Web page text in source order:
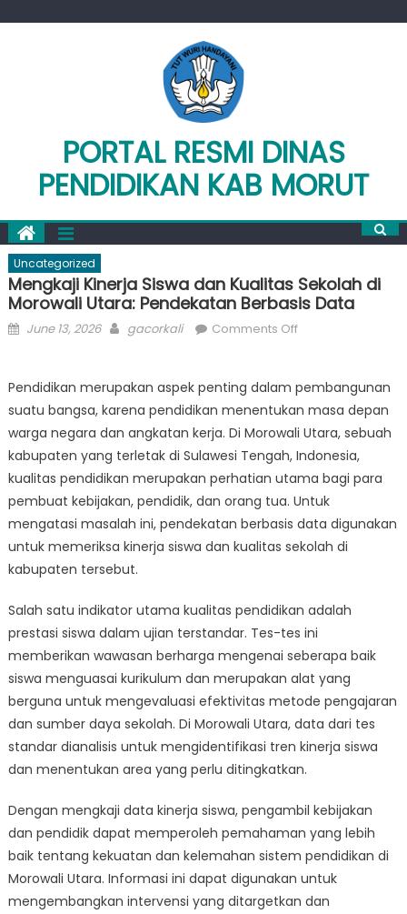
PORTAL RESMI DINAS
PENDIDIKAN KAB MORUT
Uncategorized
Mengkaji Kinerja Siswa dan Kualitas Sekolah di
Morowali Utara: Pendekatan Berbasis Data
Posted
June 13, 2026 Author
gacorkali Comments Offon
Siswa
dan
Kualitas
Sekolah
di
Morowali
Utara:
Pendekatan
Berbasis
Pendidikan merupakan aspek penting dalam pembangunan
suatu bangsa, karena pendidikan menentukan masa depan
warga negara dan angkatan kerja. Di Morowali Utara, sebuah
kabupaten yang terletak di Sulawesi Tengah, Indonesia,
kualitas pendidikan merupakan perhatian utama bagi para
pembuat kebijakan, pendidik, dan orang tua. Untuk
mengatasi masalah ini, pendekatan berbasis data digunakan
untuk memeriksa kinerja siswa dan kualitas sekolah di
kabupaten tersebut.
Salah satu indikator utama kualitas pendidikan adalah
prestasi siswa dalam ujian terstandar. Tes-tes ini
memberikan wawasan berharga mengenai seberapa baik
siswa menguasai kurikulum dan merupakan alat yang
berguna untuk mengevaluasi efektivitas metode pengajaran
dan sumber daya sekolah. Di Morowali Utara, data dari tes
standar dianalisis untuk mengidentifikasi tren kinerja siswa
dan menentukan area yang perlu ditingkatkan.
Dengan mengkaji data kinerja siswa, pengambil kebijakan
dan pendidik dapat memperoleh pemahaman yang lebih
baik tentang kekuatan dan kelemahan sistem pendidikan di
Morowali Utara. Informasi ini dapat digunakan untuk
mengembangkan intervensi yang ditargetkan dan